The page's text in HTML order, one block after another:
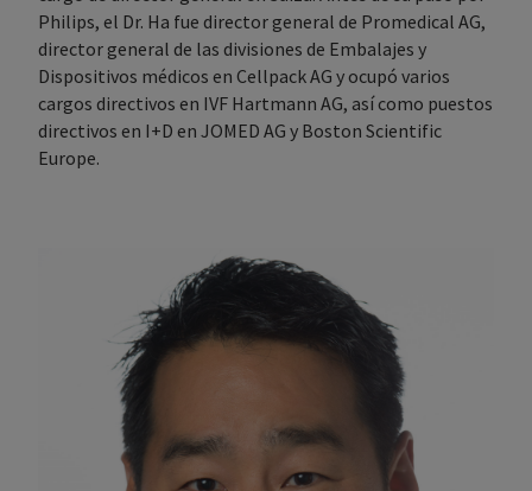
Philips, el Dr. Ha fue director general de Promedical AG,
director general de las divisiones de Embalajes y
Dispositivos médicos en Cellpack AG y ocupó varios
cargos directivos en IVF Hartmann AG, así como puestos
directivos en I+D en JOMED AG y Boston Scientific
Europe.